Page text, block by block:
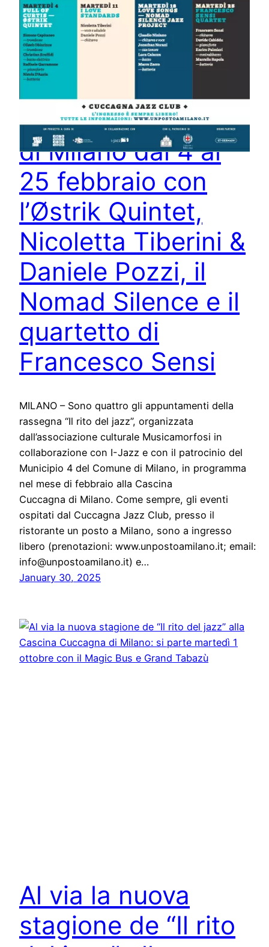
“Il rito del jazz” alla
Cascina Cuccagna
di Milano dal 4 al
25 febbraio con
l’Østrik Quintet,
Nicoletta Tiberini &
Daniele Pozzi, il
Nomad Silence e il
quartetto di
Francesco Sensi
MILANO – Sono quattro gli appuntamenti della
rassegna “Il rito del jazz”, organizzata
dall’associazione culturale Musicamorfosi in
collaborazione con I-Jazz e con il patrocinio del
Municipio 4 del Comune di Milano, in programma
nel mese di febbraio alla Cascina
Cuccagna di Milano. Come sempre, gli eventi
ospitati dal Cuccagna Jazz Club, presso il
ristorante un posto a Milano, sono a ingresso
libero (prenotazioni: www.unpostoamilano.it; email:
info@unpostoamilano.it) e…
January 30, 2025
Al via la nuova
stagione de “Il rito